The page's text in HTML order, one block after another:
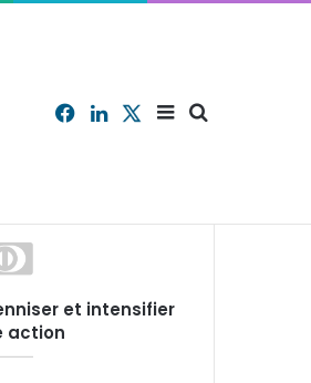
Sidebar
X
Linkedin
Facebook
et intensifier
action